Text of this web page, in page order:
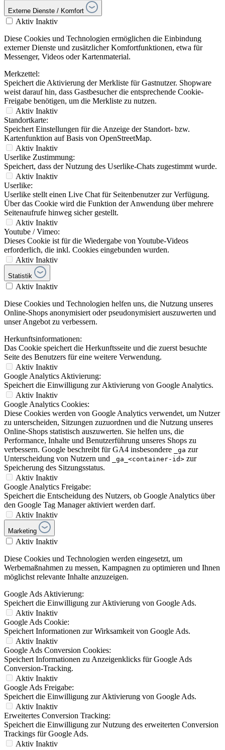
Externe Dienste / Komfort
Aktiv Inaktiv
Diese Cookies und Technologien ermöglichen die Einbindung
externer Dienste und zusätzlicher Komfortfunktionen, etwa für
Messenger, Videos oder Kartenmaterial.
Merkzettel:
Speichert die Aktivierung der Merkliste für Gastnutzer. Shopware
weist darauf hin, dass Gastbesucher die entsprechende Cookie-
Freigabe benötigen, um die Merkliste zu nutzen.
Aktiv Inaktiv
Standortkarte:
Speichert Einstellungen für die Anzeige der Standort- bzw.
Kartenfunktion auf Basis von OpenStreetMap.
Aktiv Inaktiv
Userlike Zustimmung:
Speichert, dass der Nutzung des Userlike-Chats zugestimmt wurde.
Aktiv Inaktiv
Userlike:
Userlike stellt einen Live Chat für Seitenbenutzer zur Verfügung.
Über das Cookie wird die Funktion der Anwendung über mehrere
Seitenaufrufe hinweg sicher gestellt.
Aktiv Inaktiv
Youtube / Vimeo:
Dieses Cookie ist für die Wiedergabe von Youtube-Videos
erforderlich, die inkl. Cookies eingebunden wurden.
Aktiv Inaktiv
Statistik
Aktiv Inaktiv
Diese Cookies und Technologien helfen uns, die Nutzung unseres
Online-Shops anonymisiert oder pseudonymisiert auszuwerten und
unser Angebot zu verbessern.
Herkunftsinformationen:
Das Cookie speichert die Herkunftsseite und die zuerst besuchte
Seite des Benutzers für eine weitere Verwendung.
Aktiv Inaktiv
Google Analytics Aktivierung:
Speichert die Einwilligung zur Aktivierung von Google Analytics.
Aktiv Inaktiv
Google Analytics Cookies:
Diese Cookies werden von Google Analytics verwendet, um Nutzer
zu unterscheiden, Sitzungen zuzuordnen und die Nutzung unseres
Online-Shops statistisch auszuwerten. Sie helfen uns, die
Performance, Inhalte und Benutzerführung unseres Shops zu
verbessern. Google beschreibt für GA4 insbesondere
_ga zur
Unterscheidung von Nutzern und
_ga_<container-id> zur
Speicherung des Sitzungsstatus.
Aktiv Inaktiv
Google Analytics Freigabe:
Speichert die Entscheidung des Nutzers, ob Google Analytics über
den Google Tag Manager aktiviert werden darf.
Aktiv Inaktiv
Marketing
Aktiv Inaktiv
Diese Cookies und Technologien werden eingesetzt, um
Werbemaßnahmen zu messen, Kampagnen zu optimieren und Ihnen
möglichst relevante Inhalte anzuzeigen.
Google Ads Aktivierung:
Speichert die Einwilligung zur Aktivierung von Google Ads.
Aktiv Inaktiv
Google Ads Cookie:
Speichert Informationen zur Wirksamkeit von Google Ads.
Aktiv Inaktiv
Google Ads Conversion Cookies:
Speichert Informationen zu Anzeigenklicks für Google Ads
Conversion-Tracking.
Aktiv Inaktiv
Google Ads Freigabe:
Speichert die Einwilligung zur Aktivierung von Google Ads.
Aktiv Inaktiv
Erweitertes Conversion Tracking:
Speichert die Einwilligung zur Nutzung des erweiterten Conversion
Trackings für Google Ads.
Aktiv Inaktiv